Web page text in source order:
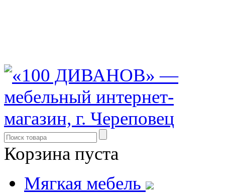
Корзина пуста
Мягкая мебель